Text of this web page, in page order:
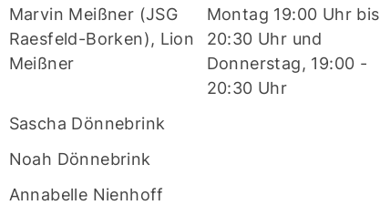
Marvin Meißner (JSG
Raesfeld-Borken), Lion
Meißner
Montag 19:00 Uhr bis
20:30 Uhr und
Donnerstag, 19:00 -
20:30 Uhr
Sascha Dönnebrink
Noah Dönnebrink
Annabelle Nienhoff